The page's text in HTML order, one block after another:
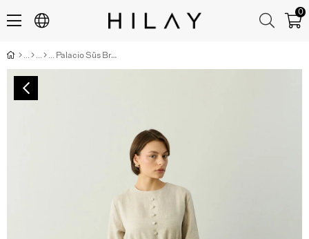
0
Palacio Süs Britli Kemerli Keten Elbise NATURE